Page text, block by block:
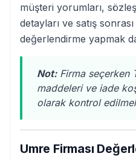
müşteri yorumları,
detayları ve satış
değerlendirme yapmak
Not:Firma seçerken
maddeleri ve iade
olarak kontrol
Umre Firması